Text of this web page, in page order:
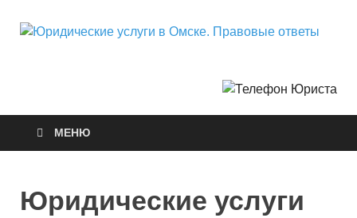
МЕНЮ
Юридические услуги